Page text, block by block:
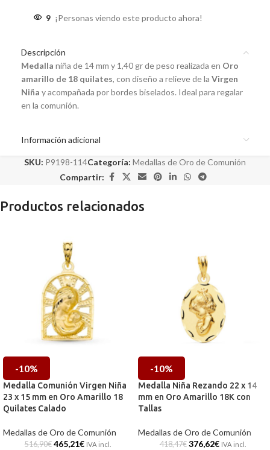
9 ¡Personas viendo este producto ahora!
Descripción
Medalla niña de 14 mm y 1,40 gr de peso realizada en Oro
amarillo de 18 quilates, con diseño a relieve de la Virgen
Niña y acompañada por bordes biselados. Ideal para regalar
en la comunión.
Información adicional
SKU: P9198-114Categoría: Medallas de Oro de Comunión
Compartir:
Productos relacionados
-10%
Medalla Comunión Virgen Niña
23 x 15 mm en Oro Amarillo 18
Quilates Calado
Medallas de Oro de Comunión
516,90€ 465,21€ IVA incl.
-10%
Medalla Niña Rezando 22 x 14
mm en Oro Amarillo 18K con
Tallas
Medallas de Oro de Comunión
418,47€ 376,62€ IVA incl.